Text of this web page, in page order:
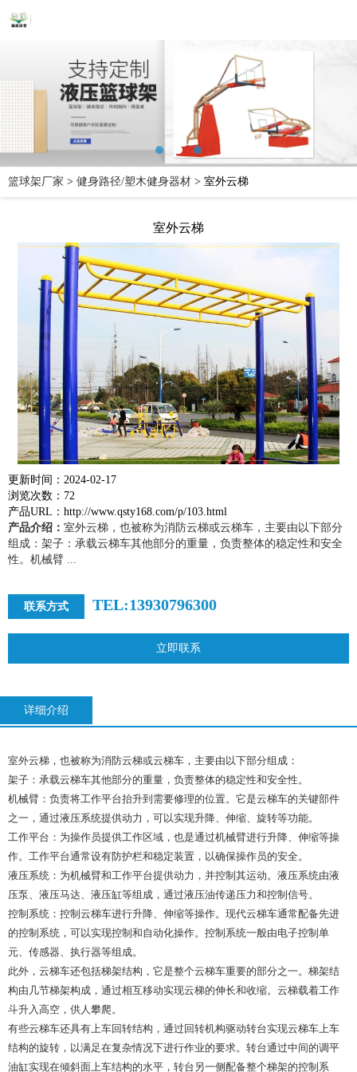
篮球架厂家 > 健身路径/塑木健身器材 > 室外云梯
室外云梯
更新时间：2024-02-17
浏览次数：72
产品URL：http://www.qsty168.com/p/103.html
产品介绍： 室外云梯，也被称为消防云梯或云梯车，主要由以下部分
组成：架子：承载云梯车其他部分的重量，负责整体的稳定性和安全
性。机械臂 ...
联系方式 TEL:13930796300
立即联系
详细介绍
室外云梯，也被称为消防云梯或云梯车，主要由以下部分组成：
架子：承载云梯车其他部分的重量，负责整体的稳定性和安全性。
机械臂：负责将工作平台抬升到需要修理的位置。它是云梯车的关键部件
之一，通过液压系统提供动力，可以实现升降、伸缩、旋转等功能。
工作平台：为操作员提供工作区域，也是通过机械臂进行升降、伸缩等操
作。工作平台通常设有防护栏和稳定装置，以确保操作员的安全。
液压系统：为机械臂和工作平台提供动力，并控制其运动。液压系统由液
压泵、液压马达、液压缸等组成，通过液压油传递压力和控制信号。
控制系统：控制云梯车进行升降、伸缩等操作。现代云梯车通常配备先进
的控制系统，可以实现控制和自动化操作。控制系统一般由电子控制单
元、传感器、执行器等组成。
此外，云梯车还包括梯架结构，它是整个云梯车重要的部分之一。梯架结
构由几节梯架构成，通过相互移动实现云梯的伸长和收缩。云梯载着工作
斗升入高空，供人攀爬。
有些云梯车还具有上车回转结构，通过回转机构驱动转台实现云梯车上车
结构的旋转，以满足在复杂情况下进行作业的要求。转台通过中间的调平
油缸实现在倾斜面上车结构的水平，转台另一侧配备整个梯架的控制系